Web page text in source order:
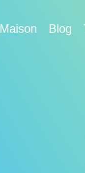
Maison Blog